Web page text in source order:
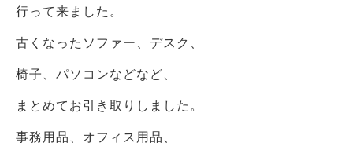
行って来ました。
古くなったソファー、デスク、
椅子、パソコンなどなど、
まとめてお引き取りしました。
事務用品、オフィス用品、